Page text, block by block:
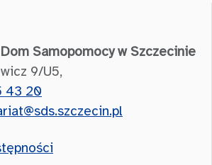
Samopomocy w Szczecinie
9/U5,
43 20